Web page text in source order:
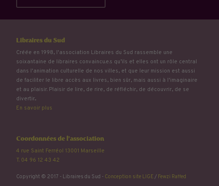
Libraires du Sud
Créée en 1998, l'association Libraires du Sud rassemble une
soixantaine de libraires convaincu.e.s qu’ils et elles ont un rôle central
dans l'animation culturelle de nos villes, et que leur mission est aussi
de faciliter le libre accès aux livres, bien sûr, mais aussi à l'imaginaire
et au plaisir. Plaisir de lire, de rire, de réfléchir, de découvrir, de se
divertir...
En savoir plus
Coordonnées de l'association
4 rue Saint Ferréol 13001 Marseille
T. 04 96 12 43 42
Copyright © 2017 - Libraires du Sud - Conception site LIGE / Fewzi Raffed